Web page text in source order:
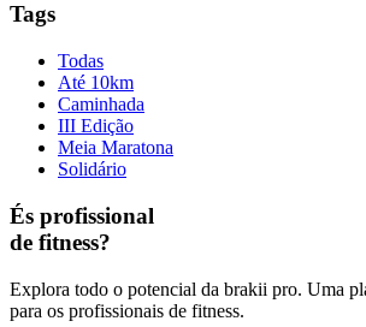
Tags
Todas
Até 10km
Caminhada
III Edição
Meia Maratona
Solidário
És profissional
de fitness?
Explora todo o potencial da brakii pro. Uma
para os profissionais de fitness.